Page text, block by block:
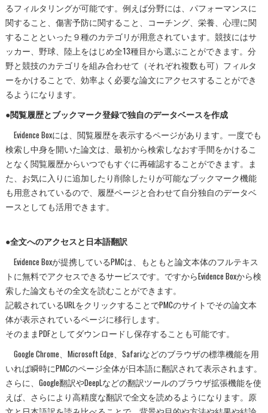
るフィルタリングが可能です。例えば分野には、パフォーマンスに
関すること、傷害予防に関すること、コーチング、栄養、心理に関
することといった９種のカテゴリが用意されています。競技にはサ
ッカー、野球、陸上をはじめ全13種目から選ぶことができます。分
野と競技のカテゴリを組み合わせて（それぞれ複数も可）フィルタ
ーをかけることで、効率よく必要な論文にアクセスすることができ
るようになります。
●閲覧履歴とブックマーク登録で独自のデータベースを作成
Evidence Boxには、閲覧履歴を表示するページがあります。一度でも
検索し中身を開いた論文は、最初から検索しなおす手間をかけるこ
となく閲覧履歴からいつでもすぐに再確認することができます。ま
た、お気に入りに追加したり削除したりが可能なブックマーク機能
も用意されているので、履歴ページと合わせて自分独自のデータベ
ースとしても活用できます。
●全文へのアクセスと日本語翻訳
Evidence Boxが提携しているPMCは、もともと論文本体のフルテキス
トに無料でアクセスできるサービスです。ですからEvidence Boxから検
索した論文もその全文を読むことができます。
記載されているURLをクリックすることでPMCのサイトでその論文本
体が表示されているページに移行します。
そのままPDFとしてダウンロードし保存することも可能です。
Google Chrome、Microsoft Edge、Safariなどのブラウザの標準機能を用
いれば瞬時にPMCのページ全体が日本語に翻訳されて表示されます。
さらに、Google翻訳やDeepLなどの翻訳ツールのブラウザ拡張機能を使
えば、さらにより高精度な翻訳で全文を読めるようになります。原